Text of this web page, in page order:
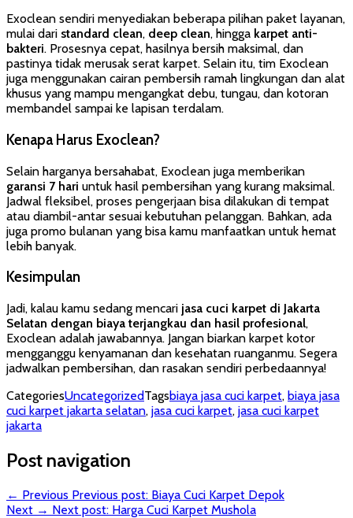
Exoclean sendiri menyediakan beberapa pilihan paket layanan,
mulai dari standard clean, deep clean, hingga karpet anti-
bakteri. Prosesnya cepat, hasilnya bersih maksimal, dan
pastinya tidak merusak serat karpet. Selain itu, tim Exoclean
juga menggunakan cairan pembersih ramah lingkungan dan alat
khusus yang mampu mengangkat debu, tungau, dan kotoran
membandel sampai ke lapisan terdalam.
Kenapa Harus Exoclean?
Selain harganya bersahabat, Exoclean juga memberikan
garansi 7 hari untuk hasil pembersihan yang kurang maksimal.
Jadwal fleksibel, proses pengerjaan bisa dilakukan di tempat
atau diambil-antar sesuai kebutuhan pelanggan. Bahkan, ada
juga promo bulanan yang bisa kamu manfaatkan untuk hemat
lebih banyak.
Kesimpulan
Jadi, kalau kamu sedang mencari jasa cuci karpet di Jakarta
Selatan dengan biaya terjangkau dan hasil profesional,
Exoclean adalah jawabannya. Jangan biarkan karpet kotor
mengganggu kenyamanan dan kesehatan ruanganmu. Segera
jadwalkan pembersihan, dan rasakan sendiri perbedaannya!
CategoriesUncategorizedTagsbiaya jasa cuci karpet, biaya jasa
cuci karpet jakarta selatan, jasa cuci karpet, jasa cuci karpet
jakarta
Post navigation
← Previous Previous post: Biaya Cuci Karpet Depok
Next → Next post: Harga Cuci Karpet Mushola